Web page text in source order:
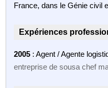
France, dans le Génie civil
Expériences
2005 : Agent / Agente
entreprise de sousa chef